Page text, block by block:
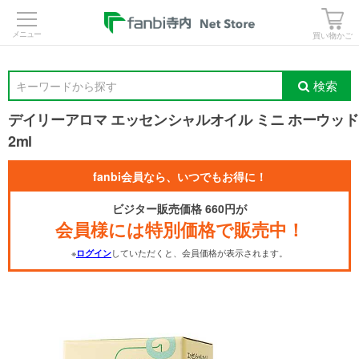
買い物かご
キーワードから探す 検索
デイリーアロマ エッセンシャルオイル ミニ ホーウッド
2ml
fanbi会員なら、いつでもお得に！
ビジター販売価格 660円が
会員様には特別価格で販売中！
※ログインしていただくと、会員価格が表示されます。